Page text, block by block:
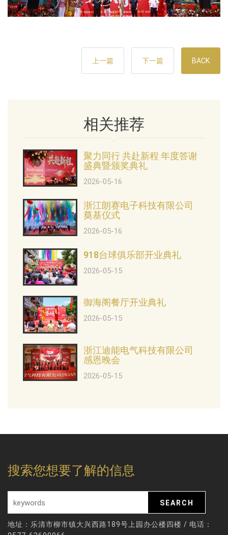
上一篇 下一篇 BACK
相关推荐
聚力同行 共赴新程 年度答谢
盛典暨颁奖典礼
2026-05-16
浙江朗赛电子科技有限公司
奠基仪式
2026-05-16
918台球俱乐部开业典礼
2026-05-15
御海阁餐厅开业典礼
2026-05-15
浙江迪能电气科技有限公司
感恩晚会
2026-05-15
搜索您想要了解的信息
地址：乐清市柳市镇大兴西路189号上园办公楼四楼 / 电话：